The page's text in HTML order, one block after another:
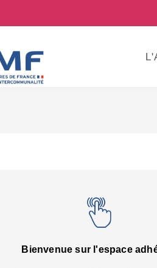
Bienvenue sur l'espace